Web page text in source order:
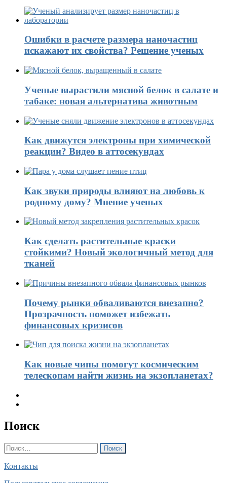
Ошибки в расчете размера наночастиц
искажают их свойства? Решение ученых
Ученые вырастили мясной белок в салате и
табаке: новая альтернатива животным
Как движутся электроны при химической
реакции? Видео в аттосекундах
Как звуки природы влияют на любовь к
родному дому? Мнение ученых
Как сделать растительные краски
стойкими? Новый экологичный метод для
тканей
Почему рынки обваливаются внезапно?
Прозрачность поможет избежать
финансовых кризисов
Как новые чипы помогут космическим
телескопам найти жизнь на экзопланетах?
Поиск
Найти:
Контакты